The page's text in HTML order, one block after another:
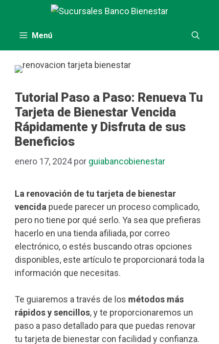
contenidoMenú
Tutorial Paso a Paso: Renueva Tu
Tarjeta de Bienestar Vencida
Rápidamente y Disfruta de sus
Beneficios
enero 17, 2024 por guiabancobienestar
La renovación de tu tarjeta de bienestar
vencida puede parecer un proceso complicado,
pero no tiene por qué serlo. Ya sea que prefieras
hacerlo en una tienda afiliada, por correo
electrónico, o estés buscando otras opciones
disponibles, este artículo te proporcionará toda la
información que necesitas.
Te guiaremos a través de los métodos más
rápidos y sencillos, y te proporcionaremos un
paso a paso detallado para que puedas renovar
tu tarjeta de bienestar con facilidad y confianza.